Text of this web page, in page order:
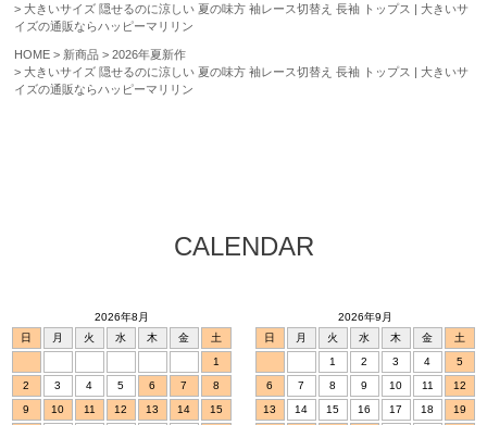
大きいサイズ 隠せるのに涼しい 夏の味方 袖レース切替え 長袖 トップス | 大きいサ
イズの通販ならハッピーマリリン
HOME 新商品
2026年夏新作
大きいサイズ 隠せるのに涼しい 夏の味方 袖レース切替え 長袖 トップス | 大きいサ
イズの通販ならハッピーマリリン
CALENDAR
2026年8月
日
月 火 水 木 金
土
1
2
3 4 5 6 7
8
9
10 11 12 13 14
15
2026年9月
日
月 火 水 木 金
土
1
2 3 4
5
6
7 8 9 10 11
12
13
14 15 16 17 18
19